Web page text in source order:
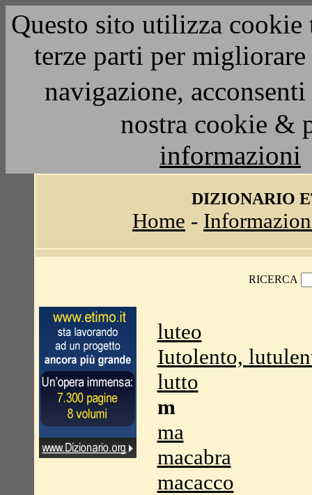
Questo sito utilizza
terze parti per
navigazione,
nostra cookie &
informazioni
DIZIONARIO
Home -
RICERCA
luteo
Iutolento,
lutto
m
ma
macabra
macacco